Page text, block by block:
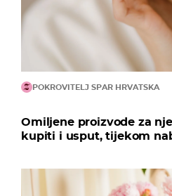
POKROVITELJ SPAR HRVATSKA
Omiljene proizvode za
kupiti i usput, tijekom